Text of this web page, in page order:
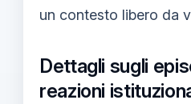
un contesto libero da
Dettagli sugli
reazioni